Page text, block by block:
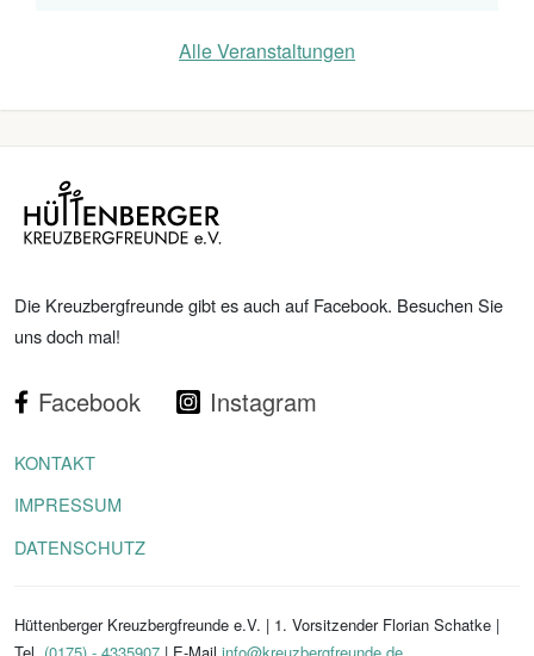
Alle Veranstaltungen
Die Kreuzbergfreunde gibt es auch auf Facebook. Besuchen Sie
uns doch mal!
Facebook Instagram
KONTAKT
IMPRESSUM
DATENSCHUTZ
Hüttenberger Kreuzbergfreunde e.V. | 1. Vorsitzender Florian Schatke |